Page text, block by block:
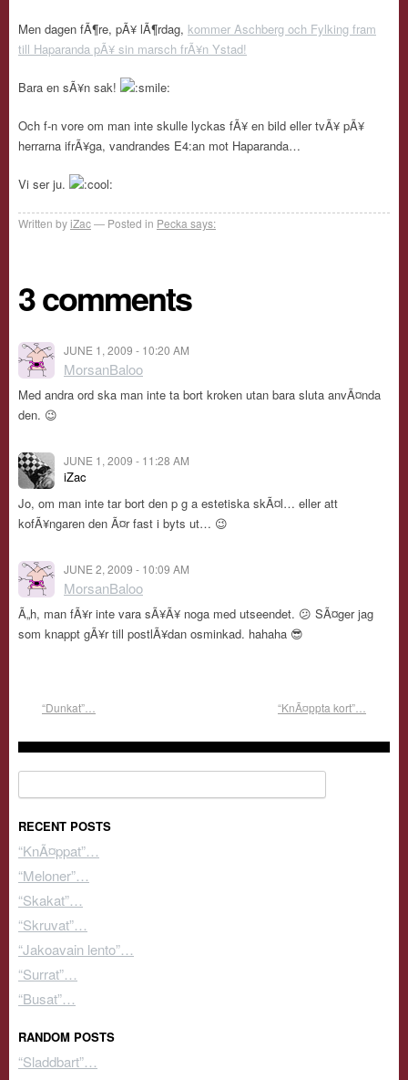
Men dagen fÃ¶re, pÃ¥ lÃ¶rdag, kommer Aschberg och Fylking fram
till Haparanda pÃ¥ sin marsch frÃ¥n Ystad!
Bara en sÃ¥n sak!
Och f-n vore om man inte skulle lyckas fÃ¥ en bild eller tvÃ¥ pÃ¥
herrarna ifrÃ¥ga, vandrandes E4:an mot Haparanda…
Vi ser ju.
Written byiZac Posted in Pecka says:
3 comments
JUNE 1, 2009 - 10:20 AM
MorsanBaloo
Med andra ord ska man inte ta bort kroken utan bara sluta anvÃ¤nda
den. 😉
JUNE 1, 2009 - 11:28 AM
iZac
Jo, om man inte tar bort den p g a estetiska skÃ¤l… eller att
kofÃ¥ngaren den Ã¤r fast i byts ut… 😉
JUNE 2, 2009 - 10:09 AM
MorsanBaloo
Ã„h, man fÃ¥r inte vara sÃ¥Ã¥ noga med utseendet. 😕 SÃ¤ger jag
som knappt gÃ¥r till postlÃ¥dan osminkad. hahaha 😎
“Dunkat”… “KnÃ¤ppta kort”…
RECENT POSTS
“KnÃ¤ppat”…
“Meloner”…
“Skakat”…
“Skruvat”…
“Jakoavain lento”…
“Surrat”…
“Busat”…
RANDOM POSTS
“Sladdbart”…